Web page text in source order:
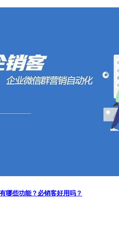
哪些功能？必销客好用吗？